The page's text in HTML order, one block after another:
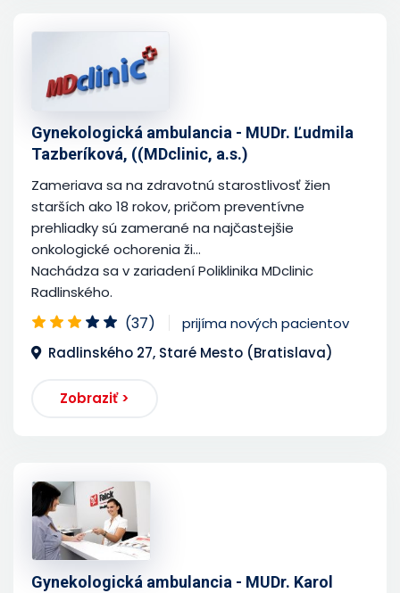
Gynekologická ambulancia - MUDr. Ľudmila
Tazberíková, ((MDclinic, a.s.)
Zameriava sa na zdravotnú starostlivosť žien
starších ako 18 rokov, pričom preventívne
prehliadky sú zamerané na najčastejšie
onkologické ochorenia ži...
Nachádza sa v zariadení Poliklinika MDclinic
Radlinského.
(37)
prijíma nových pacientov
Radlinského 27, Staré Mesto (Bratislava)
Zobraziť >
Gynekologická ambulancia - MUDr. Karol